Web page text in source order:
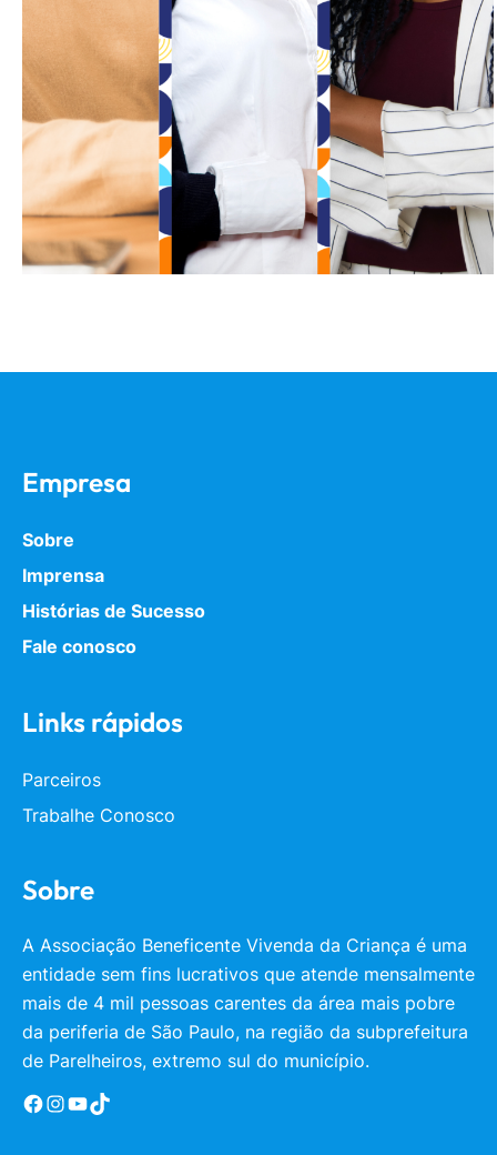
Empresa
Sobre
Imprensa
Histórias de Sucesso
Fale conosco
Links rápidos
Parceiros
Trabalhe Conosco
Sobre
A Associação Beneficente Vivenda da Criança é uma
entidade sem fins lucrativos que atende mensalmente
mais de 4 mil pessoas carentes da área mais pobre
da periferia de São Paulo, na região da subprefeitura
de Parelheiros, extremo sul do município.
Facebook
Instagram YouTube TikTok